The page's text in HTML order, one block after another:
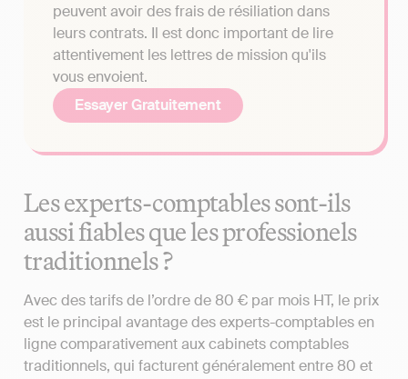
peuvent avoir des frais de résiliation dans
leurs contrats. Il est donc important de lire
attentivement les lettres de mission qu'ils
vous envoient.
Essayer Gratuitement
Les experts-comptables sont-ils
aussi fiables que les professionels
traditionnels ?
Avec des tarifs de l’ordre de 80 € par mois HT, le prix
est le principal avantage des experts-comptables en
ligne comparativement aux cabinets comptables
traditionnels, qui facturent généralement entre 80 et